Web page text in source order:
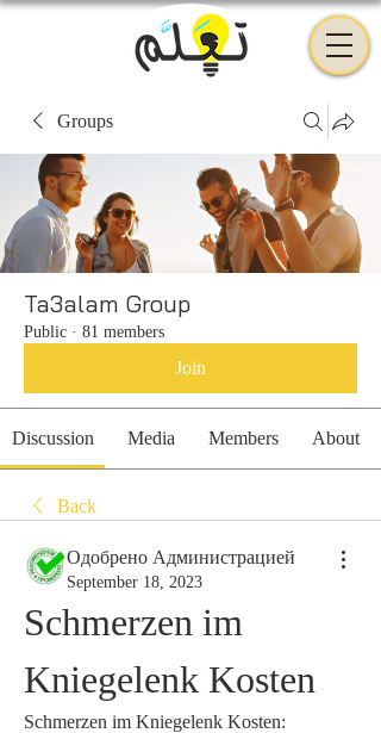
Groups
Ta3alam Group
Public · 81 members
Join
Discussion Media Members About
Back
Одобрено Администрацией
September 18, 2023
Schmerzen im
Kniegelenk Kosten
Schmerzen im Kniegelenk Kosten: